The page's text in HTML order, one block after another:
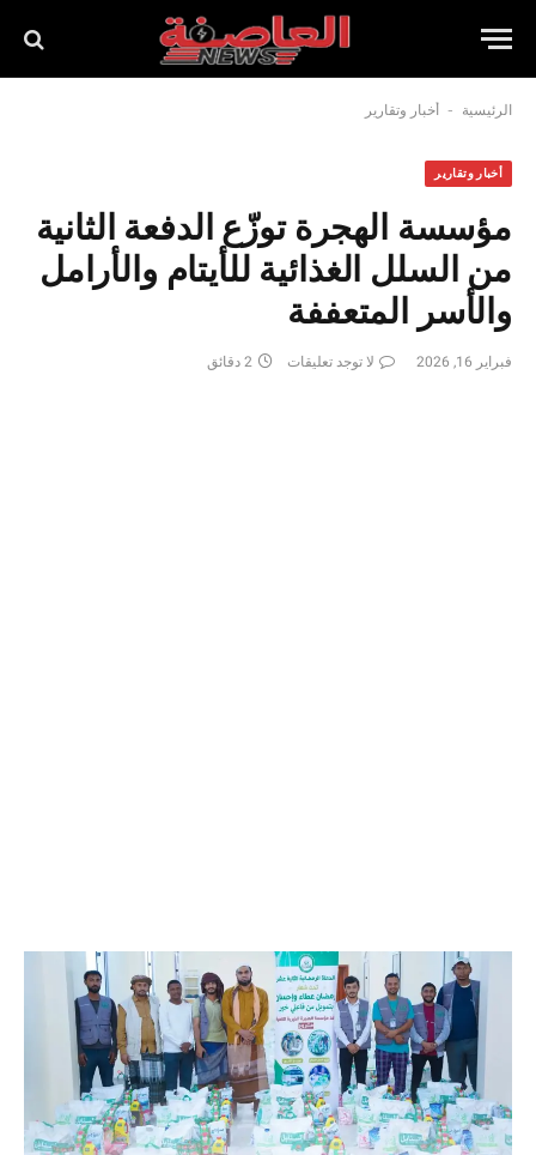
الرئيسية - أخبار وتقارير
أخبار وتقارير
مؤسسة الهجرة توزّع الدفعة الثانية
من السلل الغذائية للأيتام والأرامل
والأسر المتعففة
فبراير 16, 2026 لا توجد تعليقات 2 دقائق